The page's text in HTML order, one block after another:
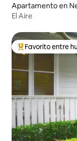
Apartamento en
El Aire
Favorito entre
Favorito entre